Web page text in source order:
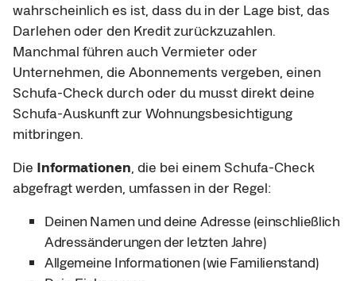
wahrscheinlich es ist, dass du in der Lage bist, das
Darlehen oder den Kredit zurückzuzahlen.
Manchmal führen auch Vermieter oder
Unternehmen, die Abonnements vergeben, einen
Schufa-Check durch oder du musst direkt deine
Schufa-Auskunft zur Wohnungsbesichtigung
mitbringen.
Die Informationen , die bei einem Schufa-Check
abgefragt werden, umfassen in der Regel:
Deinen Namen und deine Adresse (einschließlich
Adressänderungen der letzten Jahre)
Allgemeine Informationen (wie Familienstand)